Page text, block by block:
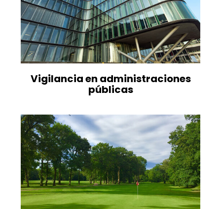
Vigilancia en administraciones
públicas